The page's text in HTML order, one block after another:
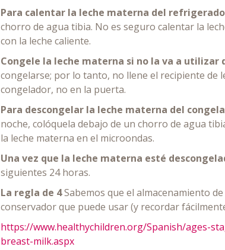
Para calentar la leche materna del
chorro de agua tibia. No es seguro calentar la
con la leche caliente.
Congele la leche materna si no la va a utilizar
congelarse; por lo tanto, no llene el recipiente de
congelador, no en la puerta.
Para descongelar la leche materna del
noche, colóquela debajo de un chorro de agua
la leche materna en el microondas.
Una vez que la leche materna esté
siguientes 24 horas.
La regla de 4Sabemos que el almacenamiento
conservador que puede usar (y recordar
https://www.healthychildren.org/Spanish/ages-
breast-milk.aspx